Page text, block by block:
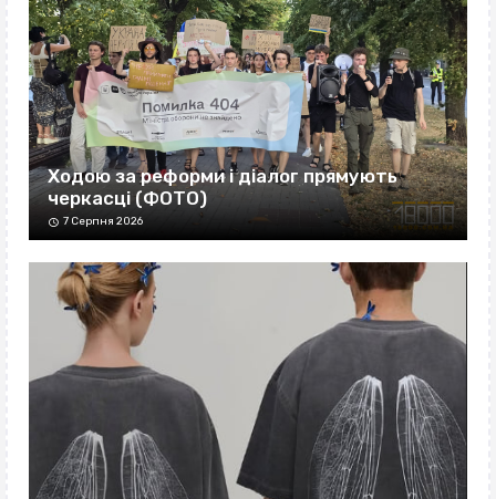
Ходою за реформи і діалог прямують
черкасці (ФОТО)
7 Серпня 2026